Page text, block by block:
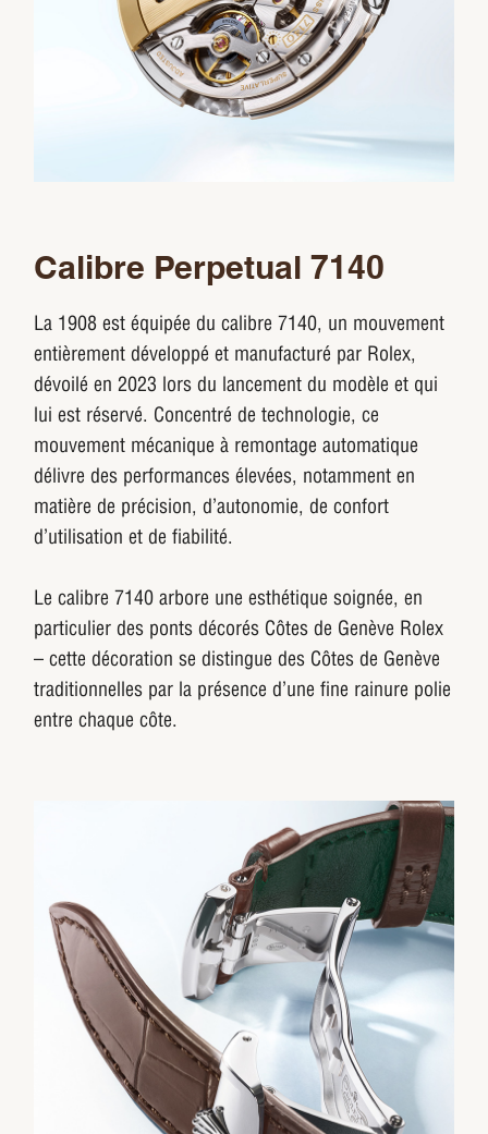
Calibre Perpetual 7140
La 1908 est équipée du calibre 7140, un mouvement
entièrement développé et manufacturé par Rolex,
dévoilé en 2023 lors du lancement du modèle et qui
lui est réservé. Concentré de technologie, ce
mouvement mécanique à remontage automatique
délivre des performances élevées, notamment en
matière de précision, d’autonomie, de confort
d’utilisation et de fiabilité.
Le calibre 7140 arbore une esthétique soignée, en
particulier des ponts décorés Côtes de Genève Rolex
– cette décoration se distingue des Côtes de Genève
traditionnelles par la présence d’une fine rainure polie
entre chaque côte.